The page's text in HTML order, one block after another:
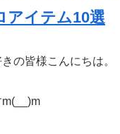
アイテム10選
の皆様こんにちは。